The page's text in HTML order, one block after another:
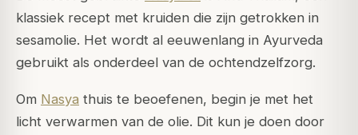
klassiek recept met kruiden die zijn getrokken in
sesamolie. Het wordt al eeuwenlang in Ayurveda
gebruikt als onderdeel van de ochtendzelfzorg.
Om Nasya thuis te beoefenen, begin je met het
licht verwarmen van de olie. Dit kun je doen door